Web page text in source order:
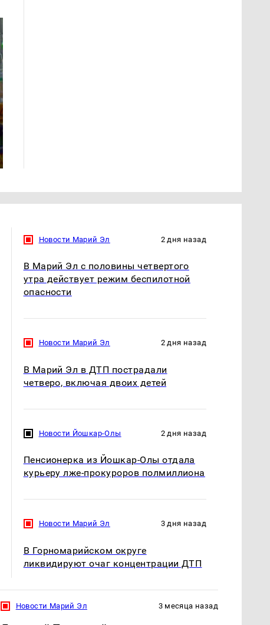
Новости Марий Эл 2 дня назад
В Марий Эл с половины четвертого
утра действует режим беспилотной
опасности
Новости Марий Эл 2 дня назад
В Марий Эл в ДТП пострадали
четверо, включая двоих детей
Новости Йошкар-Олы 2 дня назад
Пенсионерка из Йошкар-Олы отдала
курьеру лже-прокуроров полмиллиона
Новости Марий Эл 3 дня назад
В Горномарийском округе
ликвидируют очаг концентрации ДТП
Новости Марий Эл 3 месяца назад